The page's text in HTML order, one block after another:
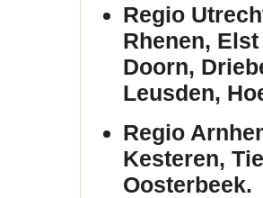
Regio
Rhenen,
Doorn,
Leusden,
Regio
Kesteren,
Oosterbeek.